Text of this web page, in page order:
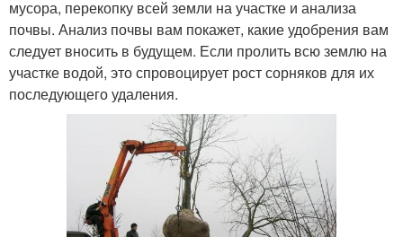
мусора, перекопку всей земли на участке и анализа
почвы. Анализ почвы вам покажет, какие удобрения вам
следует вносить в будущем. Если пролить всю землю на
участке водой, это спровоцирует рост сорняков для их
последующего удаления.